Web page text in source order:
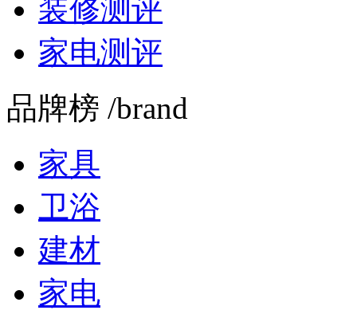
装修测评
家电测评
品牌榜 /brand
家具
卫浴
建材
家电